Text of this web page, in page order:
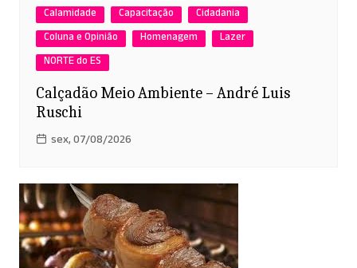
Calamidade
Capacitação
Cidadania
Coluna e Opinião
Homenagem
Lazer
NORTE do ES
Calçadão Meio Ambiente – André Luis
Ruschi
sex, 07/08/2026